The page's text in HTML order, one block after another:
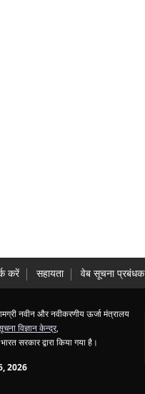
करें सहायता वेब सूचना प्रबंधक
नवीन और नवीकरणीय ऊर्जा मंत्रालय
विज्ञान केन्द्र,
सरकार द्वारा किया गया है।
2026